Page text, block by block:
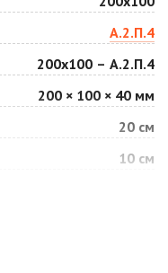
Арабская ночь
1 040 ₽/м2
Белая
А.2.П.4
200х100 – А.2.П.4
200 × 100 × 40 мм
20 см
10 см